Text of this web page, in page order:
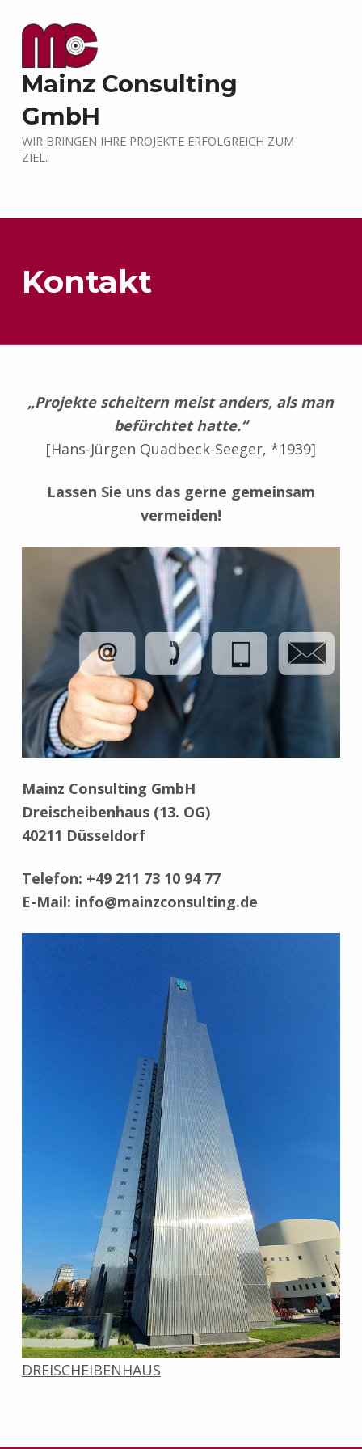
Mainz Consulting
GmbH
WIR BRINGEN IHRE PROJEKTE ERFOLGREICH ZUM
ZIEL.
Kontakt
„Projekte scheitern meist anders, als man
befürchtet hatte.“
[Hans-Jürgen Quadbeck-Seeger, *1939]
Lassen Sie uns das gerne gemeinsam
vermeiden!
Mainz Consulting GmbH
Dreischeibenhaus (13. OG)
40211 Düsseldorf
Telefon: +49 211 73 10 94 77
E-Mail: info@mainzconsulting.de
DREISCHEIBENHAUS